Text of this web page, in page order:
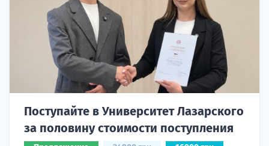
Поступайте в Университет Лазарского
за половину стоимости поступления